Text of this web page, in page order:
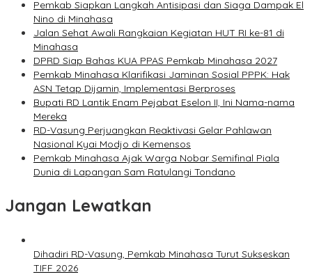
Pemkab Siapkan Langkah Antisipasi dan Siaga Dampak El
Nino di Minahasa
Jalan Sehat Awali Rangkaian Kegiatan HUT RI ke-81 di
Minahasa
DPRD Siap Bahas KUA PPAS Pemkab Minahasa 2027
Pemkab Minahasa Klarifikasi Jaminan Sosial PPPK: Hak
ASN Tetap Dijamin, Implementasi Berproses
Bupati RD Lantik Enam Pejabat Eselon II, Ini Nama-nama
Mereka
RD-Vasung Perjuangkan Reaktivasi Gelar Pahlawan
Nasional Kyai Modjo di Kemensos
Pemkab Minahasa Ajak Warga Nobar Semifinal Piala
Dunia di Lapangan Sam Ratulangi Tondano
Jangan Lewatkan
Dihadiri RD-Vasung, Pemkab Minahasa Turut Sukseskan
TIFF 2026